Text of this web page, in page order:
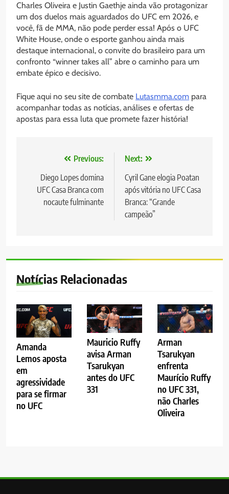
Charles Oliveira e Justin Gaethje ainda vão protagonizar
um dos duelos mais aguardados do UFC em 2026, e
você, fã de MMA, não pode perder essa! Após o UFC
White House, onde o esporte ganhou ainda mais
destaque internacional, o convite do brasileiro para um
confronto “winner takes all” abre o caminho para um
embate épico e decisivo.
Fique aqui no seu site de combate Lutasmma.com para
acompanhar todas as notícias, análises e ofertas de
apostas para essa luta que promete fazer história!
Navegação
Post
Previous:
Diego Lopes domina
UFC Casa Branca com
nocaute fulminante
Next:
Cyril Gane elogia Poatan
após vitória no UFC Casa
Branca: “Grande
campeão”
Notícias Relacionadas
Amanda
Lemos aposta
em
agressividade
para se firmar
no UFC
Mauricio Ruffy
avisa Arman
Tsarukyan
antes do UFC
331
Arman
Tsarukyan
enfrenta
Maurício Ruffy
no UFC 331,
não Charles
Oliveira